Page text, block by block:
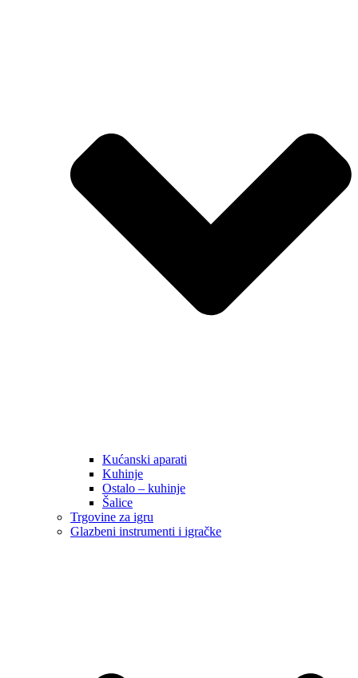
Kućanski aparati
Kuhinje
Ostalo – kuhinje
Šalice
Trgovine za igru
Glazbeni instrumenti i igračke